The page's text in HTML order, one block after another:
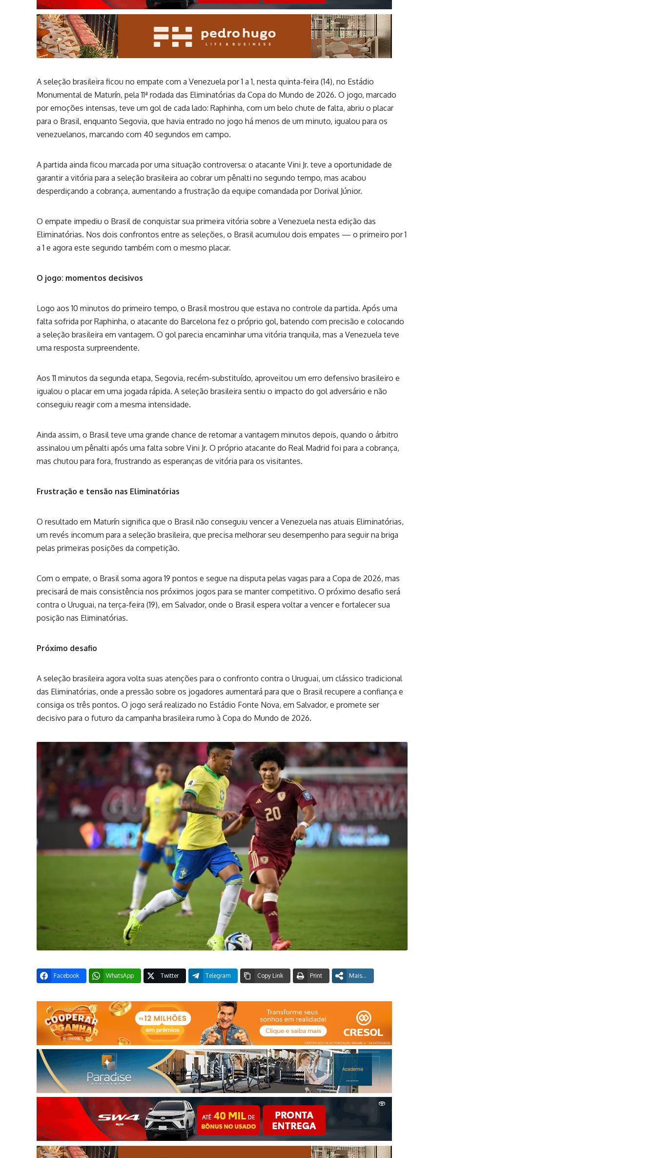
A seleção brasileira ficou no empate com a Venezuela por 1 a 1, nesta quinta-feira (14), no Estádio
Monumental de Maturín, pela 11ª rodada das Eliminatórias da Copa do Mundo de 2026. O jogo, marcado
por emoções intensas, teve um gol de cada lado: Raphinha, com um belo chute de falta, abriu o placar
para o Brasil, enquanto Segovia, que havia entrado no jogo há menos de um minuto, igualou para os
venezuelanos, marcando com 40 segundos em campo.
A partida ainda ficou marcada por uma situação controversa: o atacante Vini Jr. teve a oportunidade de
garantir a vitória para a seleção brasileira ao cobrar um pênalti no segundo tempo, mas acabou
desperdiçando a cobrança, aumentando a frustração da equipe comandada por Dorival Júnior.
O empate impediu o Brasil de conquistar sua primeira vitória sobre a Venezuela nesta edição das
Eliminatórias. Nos dois confrontos entre as seleções, o Brasil acumulou dois empates — o primeiro por 1
a 1 e agora este segundo também com o mesmo placar.
O jogo: momentos decisivos
Logo aos 10 minutos do primeiro tempo, o Brasil mostrou que estava no controle da partida. Após uma
falta sofrida por Raphinha, o atacante do Barcelona fez o próprio gol, batendo com precisão e colocando
a seleção brasileira em vantagem. O gol parecia encaminhar uma vitória tranquila, mas a Venezuela teve
uma resposta surpreendente.
Aos 11 minutos da segunda etapa, Segovia, recém-substituído, aproveitou um erro defensivo brasileiro e
igualou o placar em uma jogada rápida. A seleção brasileira sentiu o impacto do gol adversário e não
conseguiu reagir com a mesma intensidade.
Ainda assim, o Brasil teve uma grande chance de retomar a vantagem minutos depois, quando o árbitro
assinalou um pênalti após uma falta sobre Vini Jr. O próprio atacante do Real Madrid foi para a cobrança,
mas chutou para fora, frustrando as esperanças de vitória para os visitantes.
Frustração e tensão nas Eliminatórias
O resultado em Maturín significa que o Brasil não conseguiu vencer a Venezuela nas atuais Eliminatórias,
um revés incomum para a seleção brasileira, que precisa melhorar seu desempenho para seguir na briga
pelas primeiras posições da competição.
Com o empate, o Brasil soma agora 19 pontos e segue na disputa pelas vagas para a Copa de 2026, mas
precisará de mais consistência nos próximos jogos para se manter competitivo. O próximo desafio será
contra o Uruguai, na terça-feira (19), em Salvador, onde o Brasil espera voltar a vencer e fortalecer sua
posição nas Eliminatórias.
Próximo desafio
A seleção brasileira agora volta suas atenções para o confronto contra o Uruguai, um clássico tradicional
das Eliminatórias, onde a pressão sobre os jogadores aumentará para que o Brasil recupere a confiança e
consiga os três pontos. O jogo será realizado no Estádio Fonte Nova, em Salvador, e promete ser
decisivo para o futuro da campanha brasileira rumo à Copa do Mundo de 2026.
Facebook WhatsApp Twitter Telegram Copy Link Print Mais...